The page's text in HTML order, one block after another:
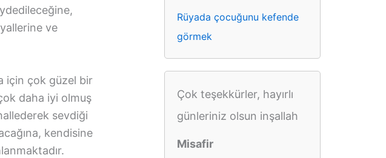
ve
için çok güzel bir
daha iyi olmuş
sevdiği
kendisine
Rüyada çocuğunu kefende
görmek
Çok teşekkürler, hayırlı
günleriniz olsun inşallah
Misafir